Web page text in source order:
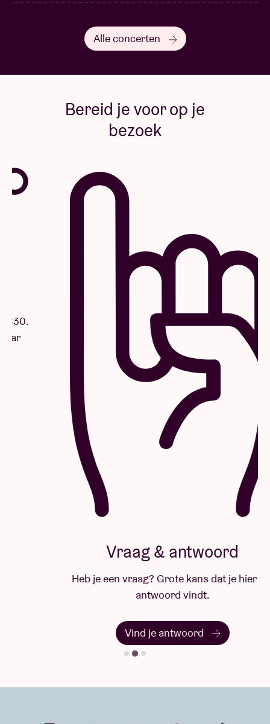
Alle concerten
Bereid je voor op je
bezoek
Vraag & antwoord
Heb je een vraag? Grote kans dat je hier het
antwoord vindt.
Vind je antwoord